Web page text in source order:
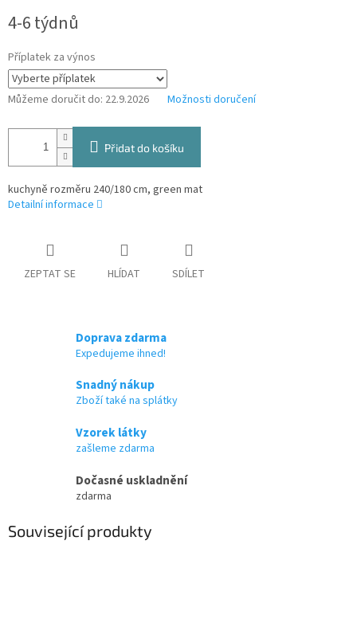
cena:
4-6 týdnů
Příplatek za výnos
Můžeme doručit do: 22.9.2026 Možnosti doručení
Přidat do košíku
kuchyně rozměru 240/180 cm, green mat
Detailní informace
ZEPTAT SE HLÍDAT SDÍLET
Doprava zdarma
Expedujeme ihned!
Snadný nákup
Zboží také na splátky
Vzorek látky
zašleme zdarma
Dočasné uskladnění
zdarma
Související produkty